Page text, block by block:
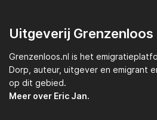
Uitgeverij Grenzenloos
Grenzenloos.nl is het
Dorp, auteur, uitgever en emigrant
op dit gebied.
Meer over Eric Jan.